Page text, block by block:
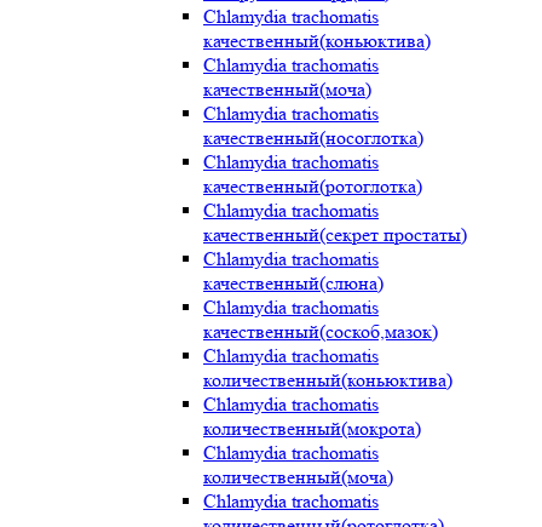
Chlamydia trachomatis
качественный(коньюктива)
Chlamydia trachomatis
качественный(моча)
Chlamydia trachomatis
качественный(носоглотка)
Chlamydia trachomatis
качественный(ротоглотка)
Chlamydia trachomatis
качественный(секрет простаты)
Chlamydia trachomatis
качественный(слюна)
Chlamydia trachomatis
качественный(соскоб,мазок)
Chlamydia trachomatis
количественный(коньюктива)
Chlamydia trachomatis
количественный(мокрота)
Chlamydia trachomatis
количественный(моча)
Chlamydia trachomatis